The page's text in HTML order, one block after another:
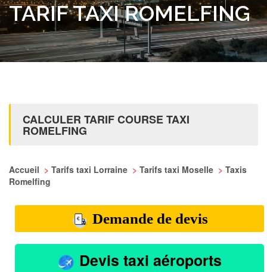
TARIF TAXI ROMELFING
CALCULER TARIF COURSE TAXI
ROMELFING
Accueil > Tarifs taxi Lorraine > Tarifs taxi Moselle > Taxis
Romelfing
Demande de devis
Devis taxi aéroports